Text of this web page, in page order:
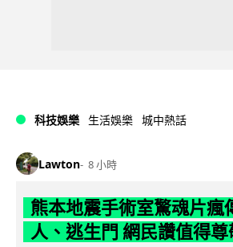
科技娛樂 生活娛樂 城中熱話
Lawton 8 小時
熊本地震手術室驚魂片瘋
人、逃生門 網民讚值得尊